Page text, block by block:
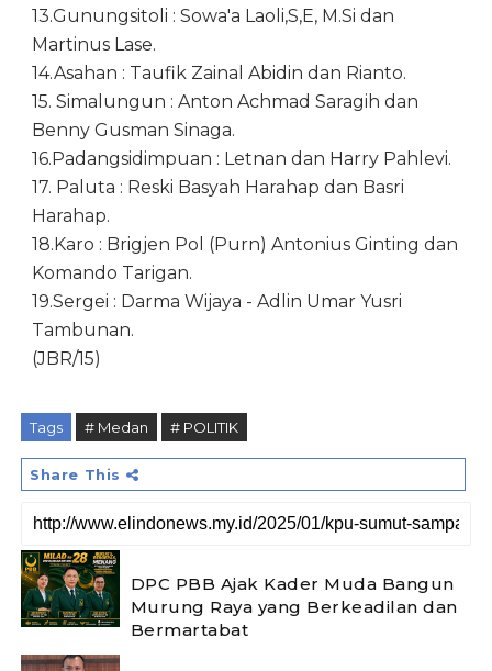
13.Gunungsitoli : Sowa'a Laoli,S,E, M.Si dan
Martinus Lase.
14.Asahan : Taufik Zainal Abidin dan Rianto.
15. Simalungun : Anton Achmad Saragih dan
Benny Gusman Sinaga.
16.Padangsidimpuan : Letnan dan Harry Pahlevi.
17. Paluta : Reski Basyah Harahap dan Basri
Harahap.
18.Karo : Brigjen Pol (Purn) Antonius Ginting dan
Komando Tarigan.
19.Sergei : Darma Wijaya - Adlin Umar Yusri
Tambunan.
(JBR/15)
Tags # Medan # POLITIK
Share This
DPC PBB Ajak Kader Muda Bangun
Murung Raya yang Berkeadilan dan
Bermartabat